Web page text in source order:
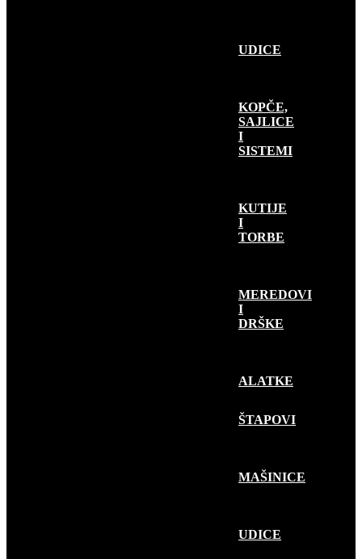
UDICE
KOPČE,
SAJLICE
I
SISTEMI
KUTIJE
I
TORBE
MEREDOVI
I
DRŠKE
ALATKE
ŠTAPOVI
MAŠINICE
UDICE